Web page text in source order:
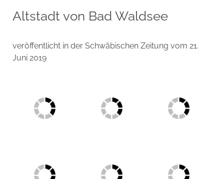
Altstadt von Bad Waldsee
veröffentlicht in der Schwäbischen Zeitung vom 21.
Juni 2019